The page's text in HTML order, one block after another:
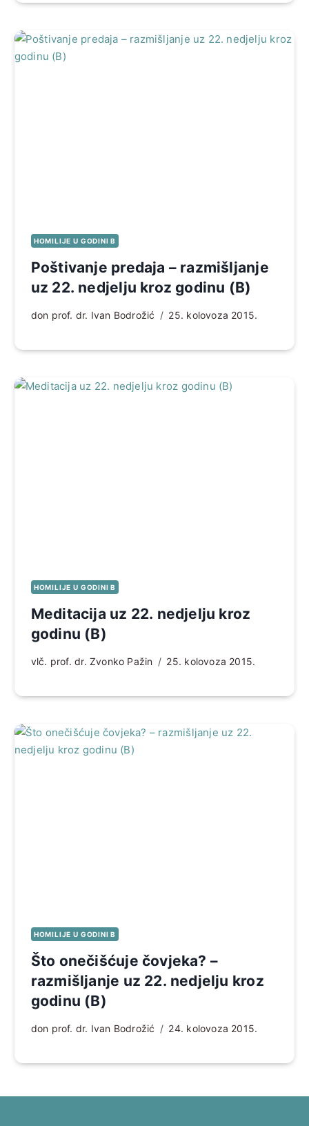
HOMILIJE U GODINI B
Poštivanje predaja – razmišljanje
uz 22. nedjelju kroz godinu (B)
don prof. dr. Ivan Bodrožić 25. kolovoza 2015.
HOMILIJE U GODINI B
Meditacija uz 22. nedjelju kroz
godinu (B)
vlč. prof. dr. Zvonko Pažin 25. kolovoza 2015.
HOMILIJE U GODINI B
Što onečišćuje čovjeka? –
razmišljanje uz 22. nedjelju kroz
godinu (B)
don prof. dr. Ivan Bodrožić 24. kolovoza 2015.